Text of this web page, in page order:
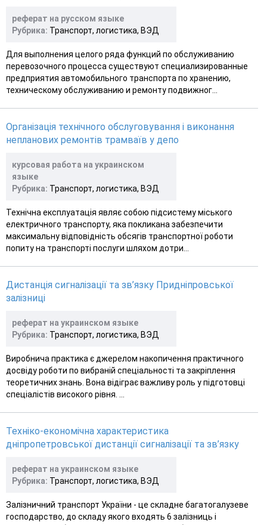
реферат на русском языке
Рубрика: Транспорт, логистика, ВЭД
Для выполнения целого ряда функций по обслуживанию
перевозочного процесса существуют специализированные
предприятия автомобильного транспорта по хранению,
техническому обслуживанию и ремонту подвижног...
Організація технічного обслуговування і виконання
непланових ремонтів трамваїв у депо
курсовая работа на украинском
языке
Рубрика: Транспорт, логистика, ВЭД
Технічна експлуатація являє собою підсистему міського
електричного транспорту, яка покликана забезпечити
максимальну відповідність обсягів транспортної роботи
попиту на транспорті послуги шляхом дотри...
Дистанція сигналізації та зв’язку Придніпровської
залізниці
реферат на украинском языке
Рубрика: Транспорт, логистика, ВЭД
Виробнича практика є джерелом накопичення практичного
досвіду роботи по вибраній спеціальності та закріплення
теоретичних знань. Вона відіграє важливу роль у підготовці
спеціалістів високого рівня. ...
Техніко-економічна характеристика
дніпропетровської дистанції сигналізації та зв’язку
реферат на украинском языке
Рубрика: Транспорт, логистика, ВЭД
Залізничний транспорт України - це складне багатогалузеве
господарство, до складу якого входять 6 залізниць і